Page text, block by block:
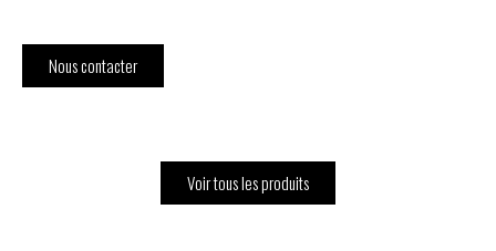
Nous contacter
Voir tous les produits